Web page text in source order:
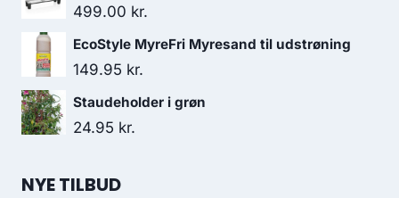
499.00 kr.
EcoStyle MyreFri Myresand til udstrøning
149.95 kr.
Staudeholder i grøn
24.95 kr.
NYE TILBUD